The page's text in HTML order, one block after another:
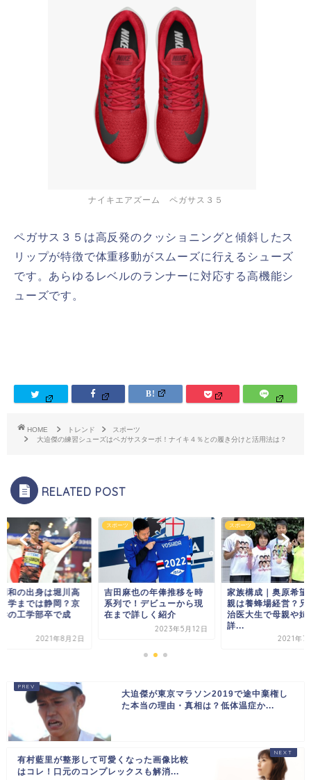
ナイキエアズーム ペガサス３５
ペガサス３５は高反発のクッショニングと傾斜したス
リップが特徴で体重移動がスムーズに行えるシューズ
です。あらゆるレベルのランナーに対応する高機能シ
ューズです。
HOME トレンド
スポーツ
大迫傑の練習シューズはペガサスターボ！ナイキ４％との履き分けと活用法は？
RELATED POST
和の出身は堀川高
学までは静岡？京
の工学部卒で成
2021年8月2日
スポーツ
吉田麻也の年俸推移を時
系列で！デビューから現
在まで詳しく紹介
2023年5月12日
スポーツ
家族構成｜奥原希望
親は養蜂場経営？兄
治医大生で母親や姉
詳...
2021年7
大迫傑が東京マラソン2019で途中棄権し
た本当の理由・真相は？低体温症か...
有村藍里が整形して可愛くなった画像比較
はコレ！口元のコンプレックスも解消...